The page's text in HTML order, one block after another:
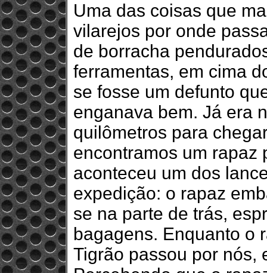
Uma das coisas que
vilarejos por onde
de borracha
ferramentas, em cima
se fosse um defunto
enganava bem. Já era
quilômetros para
encontramos um rapaz
aconteceu um dos
expedição: o rapaz
se na parte de trás,
bagagens. Enquanto o
Tigrão passou por nós,